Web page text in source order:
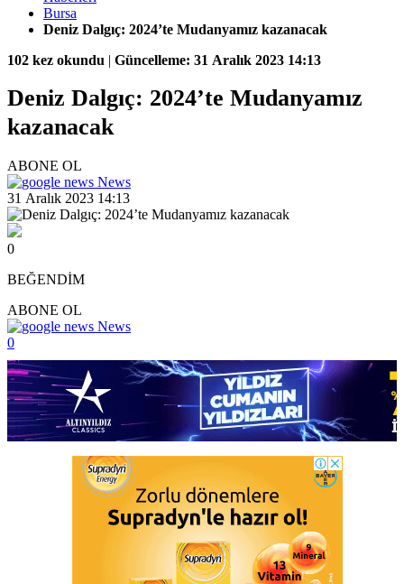
Bursa
Deniz Dalgıç: 2024’te Mudanyamız kazanacak
102 kez okundu | Güncelleme: 31 Aralık 2023 14:13
Deniz Dalgıç: 2024’te Mudanyamız
kazanacak
ABONE OL
News
31 Aralık 2023 14:13
0
BEĞENDİM
ABONE OL
News
0